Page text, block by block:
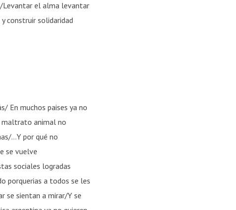
el alma levantar
construir solidaridad
En muchos paises ya no
maltrato animal no
…Y por qué no
se vuelve
sociales logradas
porquerias a todos se les
se sientan a mirar/Y se